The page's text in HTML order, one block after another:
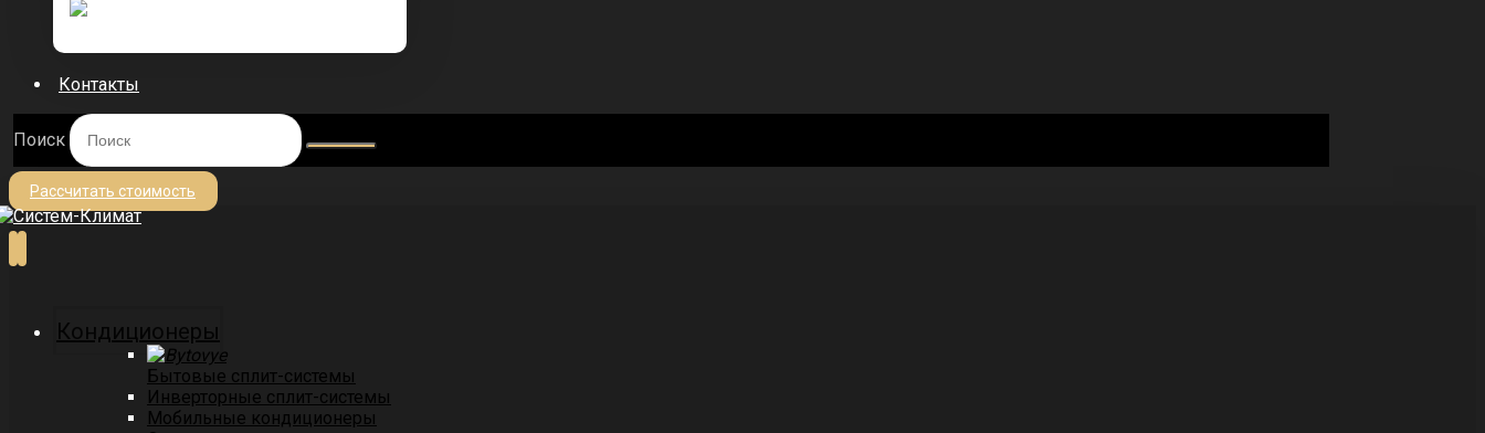
Контакты
Поиск
Рассчитать стоимость
Кондиционеры
Бытовые сплит-системы
Инверторные сплит-системы
Мобильные кондиционеры